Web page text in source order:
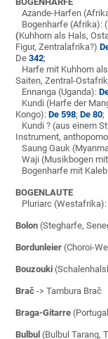
Azande-Harfen
Bogenharfe (Afrika):
(Kuhhorn als Hals,
Figur, Zentralafrika?)
De342;
Harfe mit Kuhhorn
Saiten, Zentral-
Ennanga (Uganda):
Kundi (Harfe der
Kongo):De 598;De 80;
Kundi ? (aus einem
Instrument,
Saung Gauk
Waji (Musikbogen
Bogenharfe mit
BOGENLAUTE
Pluriarc (Westafrika):
Bolon (Stegharfe,
Bordunleier (Choroi-
Bouzouki
Brač -> Tambura Brač
Braga-Gitarre
Bulbul (Bulbul Tarang,